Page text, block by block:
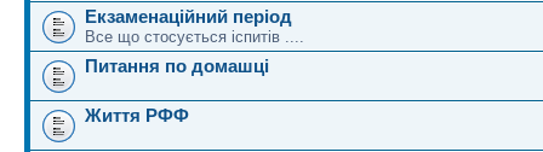
Екзаменаційний період
Все що стосується іспитів ....
Питання по домашці
Життя РФФ